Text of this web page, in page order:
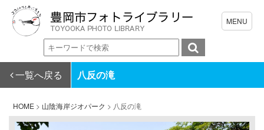
一覧へ戻る 八反の滝
HOME > 山陰海岸ジオパーク > 八反の滝